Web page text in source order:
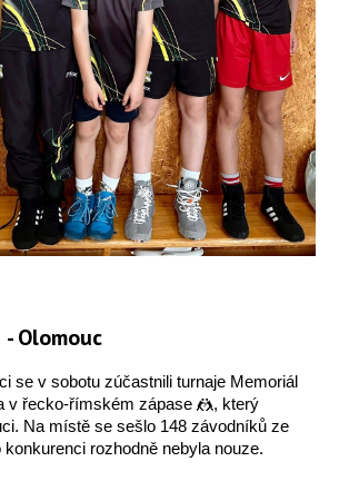
- Olomouc
se v sobotu zúčastnili turnaje Memoriál
v řecko-římském zápase 🤼, který
Na místě se sešlo 148 závodníků ze
konkurenci rozhodně nebyla nouze.